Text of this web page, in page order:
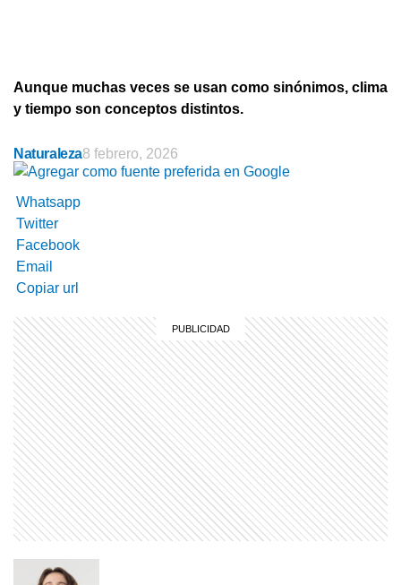
Aunque muchas veces se usan como sinónimos, clima
y tiempo son conceptos distintos.
Naturaleza8 febrero, 2026
Whatsapp
Twitter
Facebook
Email
Copiar url